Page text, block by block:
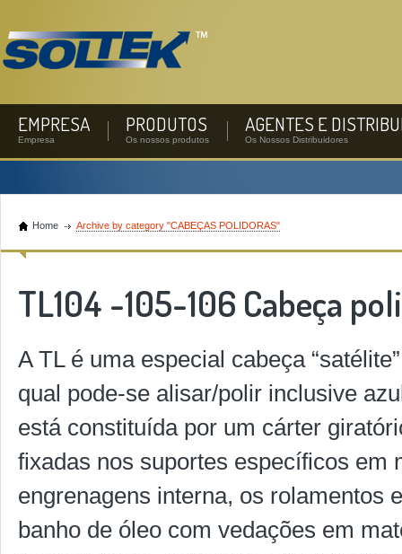
EMPRESA
Empresa
PRODUTOS
Os nossos produtos
AGENTES E
Os Nossos Distribuidores
Home Archive by category "CABEÇAS POLIDORAS"
TL104 -105-106 Cabeça
A TL é uma especial cabeça
qual pode-se alisar/polir inclusive
está constituída por um cárter
fixadas nos suportes específicos em
engrenagens interna, os rolamentos
banho de óleo com vedações em